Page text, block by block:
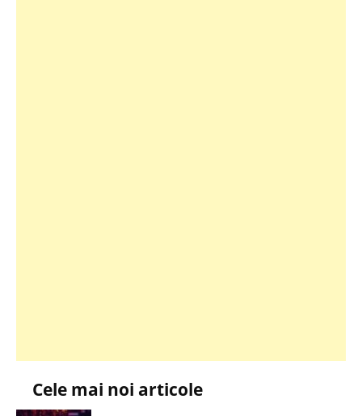
Cele mai noi articole